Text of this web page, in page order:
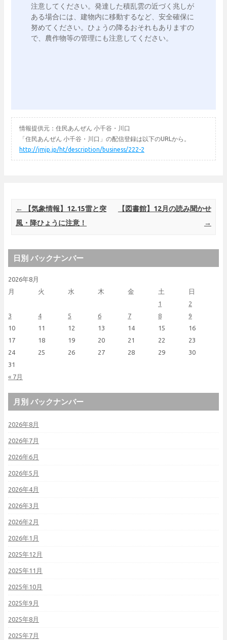
注意してください。発達した積乱雲の近づく兆しが
ある場合には、建物内に移動するなど、安全確保に
努めてください。ひょうの降るおそれもありますの
で、農作物等の管理にも注意してください。
情報提供元：住民あんぜん 小千谷・川口
「住民あんぜん 小千谷・川口」の配信登録は以下のURLから。
http://jmjp.jp/ht/description/business/222-2
Post navigation
←
【気象情報】12.15雷と突
風・降ひょうに注意！
【図書館】12月の読み聞かせ
→
日別 バックナンバー
2026年8月
月
火 水 木 金 土 日
« 7月
1
2
3
4 5 6 7 8
9
10
11 12 13 14 15
16
17
18 19 20 21 22
23
24
25 26 27 28 29
30
31
月別 バックナンバー
2026年8月
2026年7月
2026年6月
2026年5月
2026年4月
2026年3月
2026年2月
2026年1月
2025年12月
2025年11月
2025年10月
2025年9月
2025年8月
2025年7月